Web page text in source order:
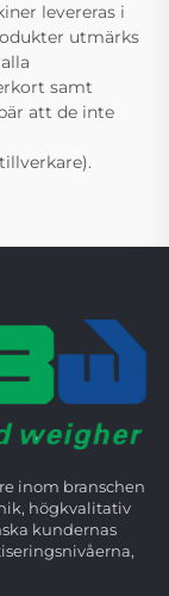
levereras i
utmärks
samt
att de inte
inom branschen
högkvalitativ
kundernas